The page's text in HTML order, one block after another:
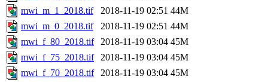
mwi_m_1_2018.tif
2018-11-19 02:51 44M
mwi_m_0_2018.tif
2018-11-19 02:51 44M
mwi_f_80_2018.tif
2018-11-19 03:04 45M
mwi_f_75_2018.tif
2018-11-19 03:04 45M
mwi_f_70_2018.tif
2018-11-19 03:04 45M